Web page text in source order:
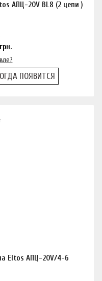
АПЦ-20V BL8 (2 цепи )
грн.
ПОЯВИТСЯ
Eltos АПЦ-20V/4-6